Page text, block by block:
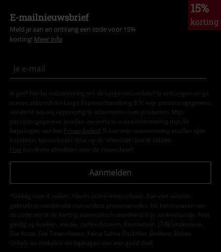
15%
korting
E-mailnieuwsbrief
Meld je aan en ontvang een code voor 15%
korting! Meer info
Ik geef hierbij toestemming om de Large-nieuwsbrief te ontvangen en ga
ermee akkoord dat Large Popmerchandising B.V. mijn persoonsgegevens
verwerkt om mij regelmatig te informeren over producten. Mijn
persoonsgegevens worden verwerkt in overeenstemming met de
bepalingen van het
Privacybeleid . Ik kan mijn toestemming te allen tijde
intrekken, bijvoorbeeld door op de ‘afmelden’-link te klikken.
Hier kan ik me afmelden voor de nieuwsbrief.
Aanmelden
*Geldig voor 4 weken. Alleen online inwisselbaar. Kan niet worden
gebruikt in combinatie met andere promotiecodes. Na het invoeren van
de code wordt de korting automatisch verrekend in je winkelmandje. Niet
geldig op boeken, media, cadeaubonnen, Rammstein, (Till) Lindemann,
Die Ärzte, Die Toten Hosen, Feine Sahne Fischfilet, Broilers, Böhse
Onkelz en artikelen die bijdragen aan een goed doel.